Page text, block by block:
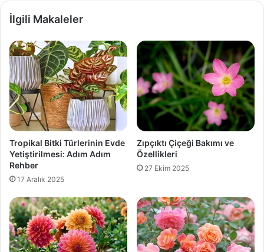
İlgili Makaleler
Tropikal Bitki Türlerinin Evde
Yetiştirilmesi: Adım Adım
Rehber
17 Aralık 2025
Zıpçıktı Çiçeği Bakımı ve
Özellikleri
27 Ekim 2025